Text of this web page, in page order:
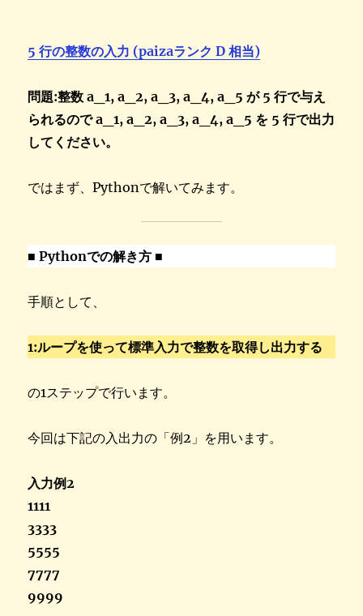
5 行の整数の入力 (paizaランク D 相当)
問題:整数 a_1, a_2, a_3, a_4, a_5 が 5 行で与え
られるので a_1, a_2, a_3, a_4, a_5 を 5 行で出力
してください。
ではまず、Pythonで解いてみます。
■ Pythonでの解き方 ■
手順として、
1:ループを使って標準入力で整数を取得し出力する
の1ステップで行います。
今回は下記の入出力の「例2」を用います。
入力例2
1111
3333
5555
7777
9999